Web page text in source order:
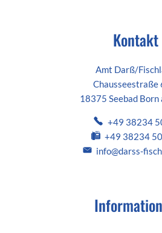
Kontakt
Amt Darß/
Chausseestraße
18375 Seebad Born
+49 38234
+49 38234
info@darss-